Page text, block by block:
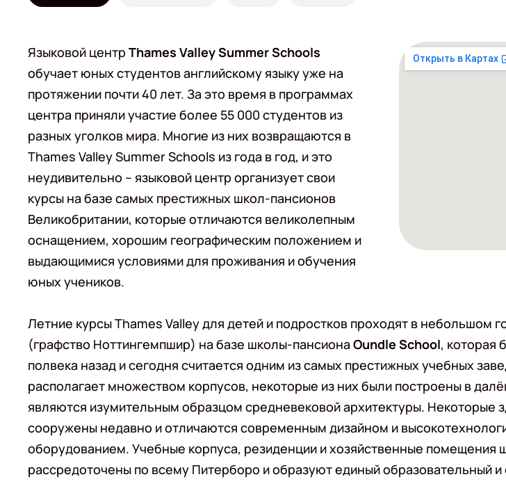
Языковой центр Thames Valley Summer Schools
обучает юных студентов английскому языку уже на
протяжении почти 40 лет. За это время в программах
центра приняли участие более 55 000 студентов из
разных уголков мира. Многие из них возвращаются в
Thames Valley Summer Schools из года в год, и это
неудивительно – языковой центр организует свои
курсы на базе самых престижных школ-пансионов
Великобритании, которые отличаются великолепным
оснащением, хорошим географическим положением и
выдающимися условиями для проживания и обучения
юных учеников.
Летние курсы Thames Valley для детей и подростков проходят в небольшом
(графство Ноттингемпшир) на базе школы-пансиона Oundle School, которая
полвека назад и сегодня считается одним из самых престижных учебных
располагает множеством корпусов, некоторые из них были построены в
являются изумительным образцом средневековой архитектуры. Некоторые
сооружены недавно и отличаются современным дизайном и
оборудованием. Учебные корпуса, резиденции и хозяйственные помещения
рассредоточены по всему Питерборо и образуют единый образовательный и